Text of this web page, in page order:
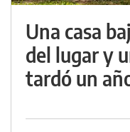
Una casa
del lugar y
tardó un